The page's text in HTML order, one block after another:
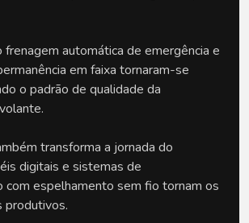
frenagem automática de emergência e
em faixa tornaram-se
o padrão de qualidade da
transforma a jornada do
digitais e sistemas de
espelhamento sem fio tornam os
produtivos.